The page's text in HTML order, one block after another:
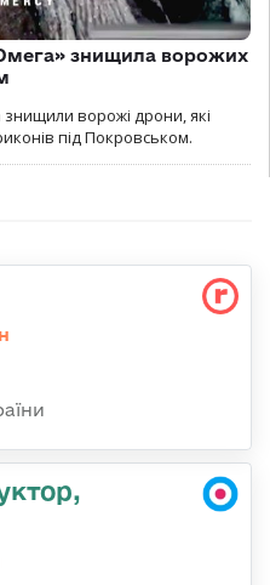
знищила ворожих
знищили ворожі дрони, які
під Покровськом.